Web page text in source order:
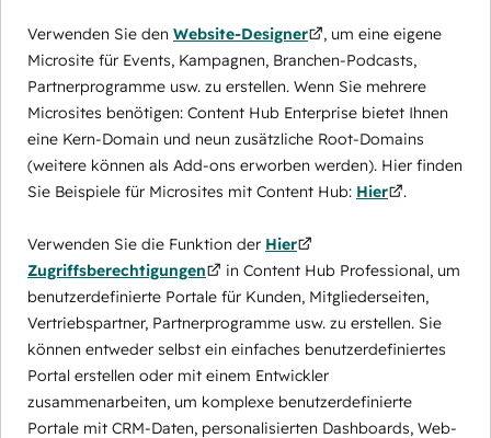
Verwenden Sie den Website-Designer
, um eine eigene
Microsite für Events, Kampagnen, Branchen-Podcasts,
Partnerprogramme usw. zu erstellen. Wenn Sie mehrere
Microsites benötigen: Content Hub Enterprise bietet Ihnen
eine Kern-Domain und neun zusätzliche Root-Domains
(weitere können als Add-ons erworben werden). Hier finden
Sie Beispiele für Microsites mit Content Hub: Hier .
Verwenden Sie die Funktion der Hier
Zugriffsberechtigungen
in Content Hub Professional, um
benutzerdefinierte Portale für Kunden, Mitgliederseiten,
Vertriebspartner, Partnerprogramme usw. zu erstellen. Sie
können entweder selbst ein einfaches benutzerdefiniertes
Portal erstellen oder mit einem Entwickler
zusammenarbeiten, um komplexe benutzerdefinierte
Portale mit CRM-Daten, personalisierten Dashboards, Web-